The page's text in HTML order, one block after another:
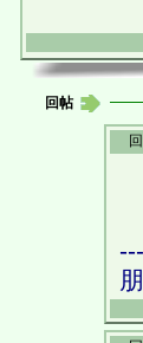
回帖